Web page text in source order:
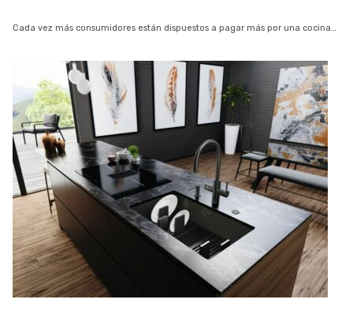
Cada vez más consumidores están dispuestos a pagar más por una cocina…